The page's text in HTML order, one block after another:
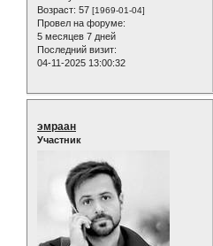
Возраст: 57 [1969-01-04]
Провел на форуме:
5 месяцев 7 дней
Последний визит:
04-11-2025 13:00:32
эмраан
Участник